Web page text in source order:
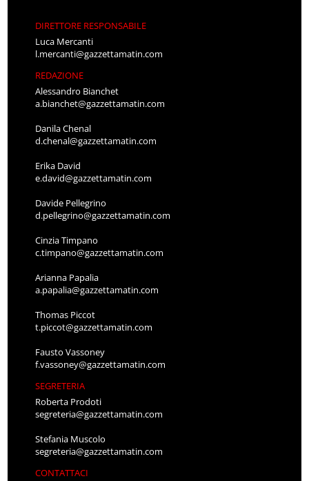
DIRETTORE RESPONSABILE
Luca Mercanti
l.mercanti@gazzettamatin.com
REDAZIONE
Alessandro Bianchet
a.bianchet@gazzettamatin.com
Danila Chenal
d.chenal@gazzettamatin.com
Erika David
e.david@gazzettamatin.com
Davide Pellegrino
d.pellegrino@gazzettamatin.com
Cinzia Timpano
c.timpano@gazzettamatin.com
Arianna Papalia
a.papalia@gazzettamatin.com
Thomas Piccot
t.piccot@gazzettamatin.com
Fausto Vassoney
f.vassoney@gazzettamatin.com
SEGRETERIA
Roberta Prodoti
segreteria@gazzettamatin.com
Stefania Muscolo
segreteria@gazzettamatin.com
CONTATTACI